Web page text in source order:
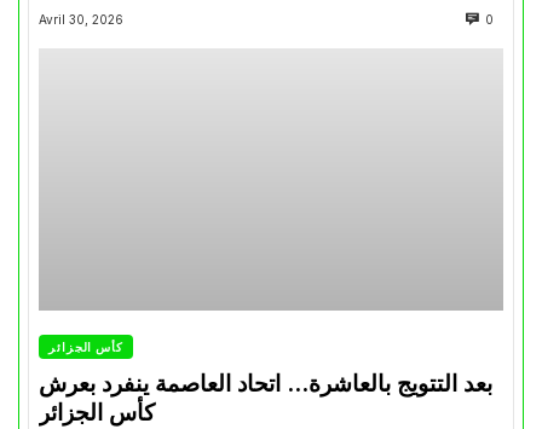
Avril 30, 2026 0
كأس الجزائر
بعد التتويج بالعاشرة… اتحاد العاصمة ينفرد بعرش
كأس الجزائر